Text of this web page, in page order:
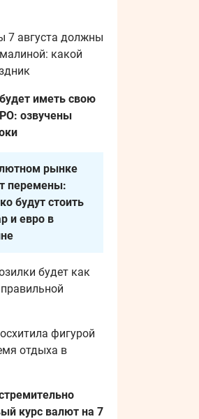
7 августа должны
какой
иметь свою
озвучены
рынке
перемены:
будут стоить
и евро в
будет как
фигурой
отдыха в
курс валют на 7